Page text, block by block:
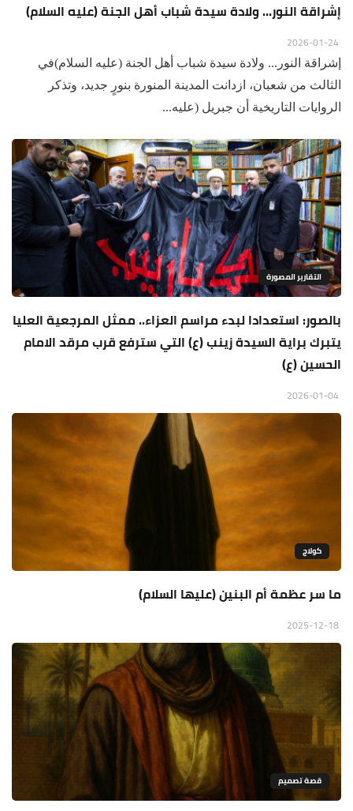
إشراقة النور... ولادة سيدة شباب أهل الجنة (عليه السلام)
إشراقة النور... ولادة سيدة شباب أهل الجنة (عليه السلام)​في
الثالث من شعبان، ازدانت المدينة المنورة بنورٍ جديد، وتذكر
الروايات التاريخية أن جبريل (عليه...
التقارير المصورة
بالصور: استعدادا لبدء مراسم العزاء.. ممثل المرجعية العليا
يتبرك براية السيدة زينب (ع) التي سترفع قرب مرقد الامام
الحسين (ع)
كولاج
ما سر عظمة أم البنين (عليها السلام)
قصة تصميم